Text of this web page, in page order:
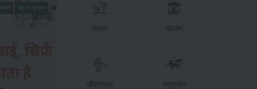
फसल भंडारण
कीटनाशक पशुपालन